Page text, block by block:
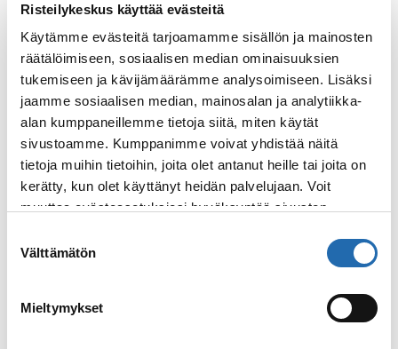
Risteilykeskus käyttää evästeitä
Käytämme evästeitä tarjoamamme sisällön ja mainosten
räätälöimiseen, sosiaalisen median ominaisuuksien
tukemiseen ja kävijämäärämme analysoimiseen. Lisäksi
jaamme sosiaalisen median, mainosalan ja analytiikka-
alan kumppaneillemme tietoja siitä, miten käytät
sivustoamme. Kumppanimme voivat yhdistää näitä
tietoja muihin tietoihin, joita olet antanut heille tai joita on
kerätty, kun olet käyttänyt heidän palvelujaan. Voit
muuttaa evästeasetuksiesi hyväksyntää sivuston
valinta
Välttämätön
Mieltymykset
Gold-jäsenen edut
Platinum-jäsenen edut
Titanium-jäsenen edut
Commodore-jäsenen edut